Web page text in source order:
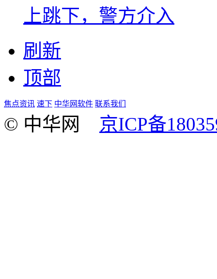
上跳下，警方介入
刷新
顶部
焦点资讯 速下 中华网软件 联系我们
© 中华网 京ICP备